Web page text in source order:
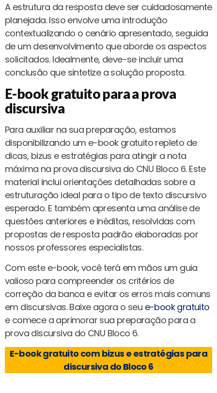
A estrutura da resposta deve ser cuidadosamente
planejada. Isso envolve uma introdução
contextualizando o cenário apresentado, seguida
de um desenvolvimento que aborde os aspectos
solicitados. Idealmente, deve-se incluir uma
conclusão que sintetize a solução proposta.
E-book gratuito para a prova
discursiva
Para auxiliar na sua preparação, estamos
disponibilizando um e-book gratuito repleto de
dicas, bizus e estratégias para atingir a nota
máxima na prova discursiva do CNU Bloco 6. Este
material inclui orientações detalhadas sobre a
estruturação ideal para o tipo de texto discursivo
esperado. E também apresenta uma análise de
questões anteriores e inéditas, resolvidas com
propostas de resposta padrão elaboradas por
nossos professores especialistas.
Com este e-book, você terá em mãos um guia
valioso para compreender os critérios de
correção da banca e evitar os erros mais comuns
em discursivas. Baixe agora o seu e-book gratuito
e comece a aprimorar sua preparação para a
prova discursiva do CNU Bloco 6.
E-book gratuito com bizus e estratégias para
discursiva do Bloco 6